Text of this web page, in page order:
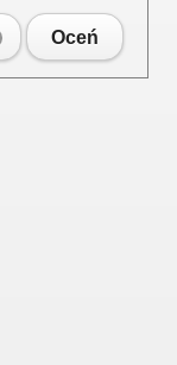
Oceń